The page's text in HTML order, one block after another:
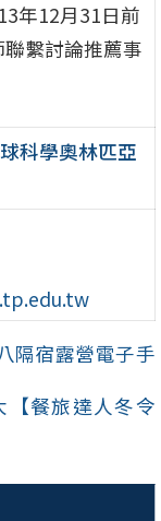
年12月31日前
繫討論推薦事
科學奧林匹亞
隔宿露營電子手
【餐旅達人冬令